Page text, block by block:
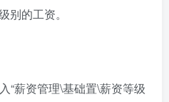
别的工资。
“薪资管理\基础置\薪资等级